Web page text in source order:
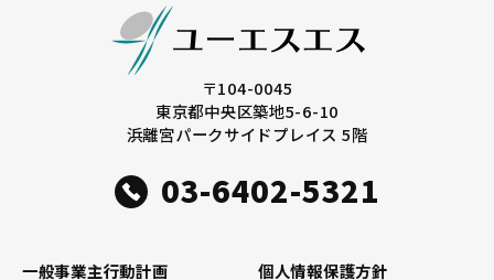
〒104-0045
東京都中央区築地5-6-10
浜離宮パークサイドプレイス 5階
03-6402-5321
一般事業主行動計画 個人情報保護方針